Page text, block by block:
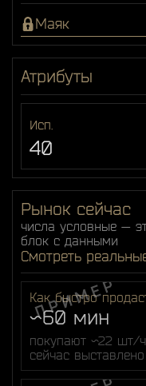
Маяк
Атрибуты
Исп.
40
Рынок сейчас
числа условные —
блок с данными
Смотреть
Как быстро
~60 мин
покупают ~22 шт/
сейчас